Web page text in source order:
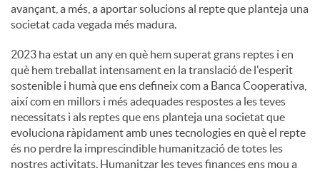
avançant, a més, a aportar solucions al repte que planteja una
societat cada vegada més madura.
2023 ha estat un any en què hem superat grans reptes i en
què hem treballat intensament en la translació de l'esperit
sostenible i humà que ens defineix com a Banca Cooperativa,
així com en millors i més adequades respostes a les teves
necessitats i als reptes que ens planteja una societat que
evoluciona ràpidament amb unes tecnologies en què el repte
és no perdre la imprescindible humanització de totes les
nostres activitats. Humanitzar les teves finances ens mou a